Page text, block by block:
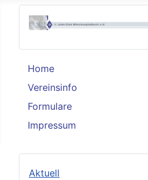
Home
Vereinsinfo
Formulare
Impressum
Aktuell